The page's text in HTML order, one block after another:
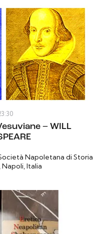
– WILL
Napoletana di Storia
Italia